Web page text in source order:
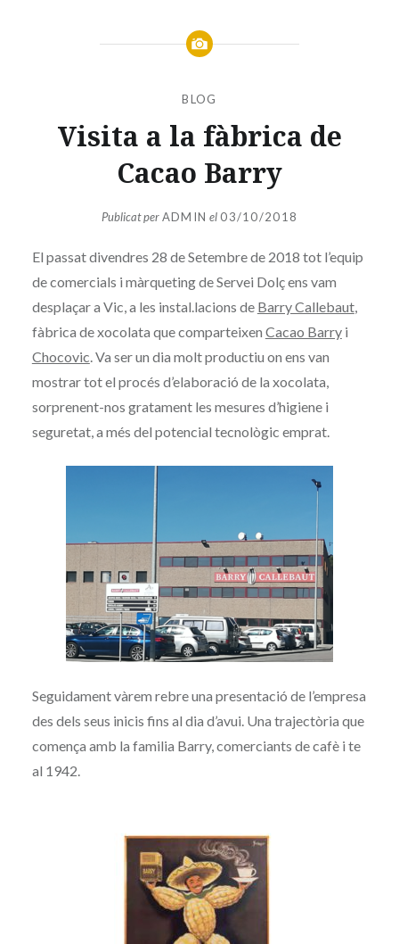
BLOG
Visita a la fàbrica de
Cacao Barry
Publicat perADMIN el03/10/2018
El passat divendres 28 de Setembre de 2018 tot l’equip
de comercials i màrqueting de Servei Dolç ens vam
desplaçar a Vic, a les instal.lacions de Barry Callebaut,
fàbrica de xocolata que comparteixen Cacao Barryi
Chocovic. Va ser un dia molt productiu on ens van
mostrar tot el procés d’elaboració de la xocolata,
sorprenent-nos gratament les mesures d’higiene i
seguretat, a més del potencial tecnològic emprat.
Seguidament vàrem rebre una presentació de l’empresa
des dels seus inicis fins al dia d’avui. Una trajectòria que
comença amb la familia Barry, comerciants de cafè i te
al 1942.